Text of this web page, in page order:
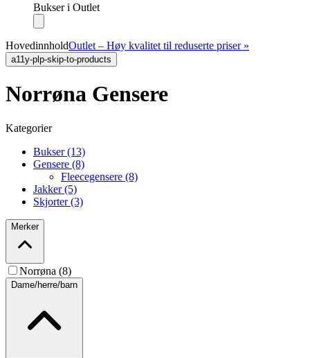
Bukser i Outlet
HovedinnholdOutlet – Høy kvalitet til reduserte priser »
a11y-plp-skip-to-products
Norrøna Gensere
Kategorier
Bukser (13)
Gensere (8)
Fleecegensere (8)
Jakker (5)
Skjorter (3)
Merker
Norrøna (8)
Dame/herre/barn